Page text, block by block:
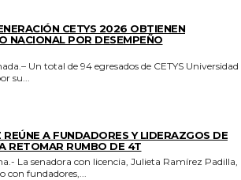
CETYS 2026 OBTIENEN
NACIONAL POR DESEMPEÑO
Un total de 94 egresados de CETYS Universidad
su...
A FUNDADORES Y LIDERAZGOS DE
RETOMAR RUMBO DE 4T
fundadores,...